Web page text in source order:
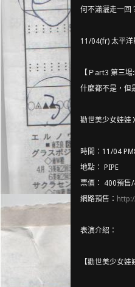
何不瀟灑走一回
11/04(fr) 太平
【Ｐart3 第三
什麼都不是，但
勸世美少女娃娃
時間：11/04
地點： PIPE
票價： 400預售
網路預售：
表演介紹：
【勸世美少女